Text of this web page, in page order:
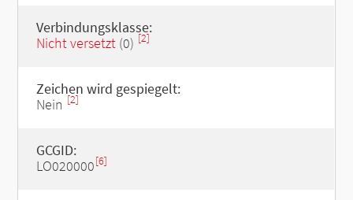
Verbindungsklasse:
Nicht versetzt(0) [2]
Zeichen wird gespiegelt:
Nein [2]
GCGID:
LO020000[6]